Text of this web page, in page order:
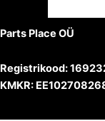
Parts Place OÜ
Registrikood:
KMKR: